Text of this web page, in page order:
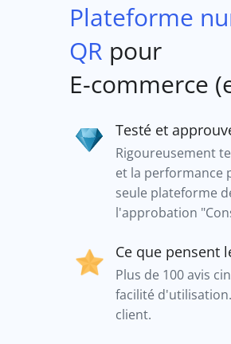
Plateforme
QR pour
E-commerce
Testé et
Rigoureusement
et la performance
seule plateforme
l'approbation
Ce que pensent
Plus de 100 avis
facilité
client.